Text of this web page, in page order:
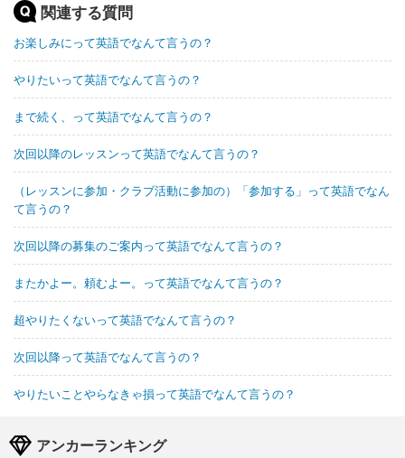
関連する質問
お楽しみにって英語でなんて言うの？
やりたいって英語でなんて言うの？
まで続く、って英語でなんて言うの？
次回以降のレッスンって英語でなんて言うの？
（レッスンに参加・クラブ活動に参加の）「参加する」って英語でなん
て言うの？
次回以降の募集のご案内って英語でなんて言うの？
またかよー。頼むよー。って英語でなんて言うの？
超やりたくないって英語でなんて言うの？
次回以降って英語でなんて言うの？
やりたいことやらなきゃ損って英語でなんて言うの？
アンカーランキング